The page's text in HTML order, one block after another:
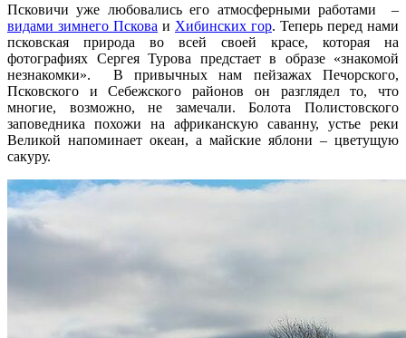
Псковичи уже любовались его атмосферными работами –
видами зимнего Пскова и Хибинских гор. Теперь перед нами
псковская природа во всей своей красе, которая на
фотографиях Сергея Турова предстает в образе «знакомой
незнакомки». В привычных нам пейзажах Печорского,
Псковского и Себежского районов он разглядел то, что
многие, возможно, не замечали. Болота Полистовского
заповедника похожи на африканскую саванну, устье реки
Великой напоминает океан, а майские яблони – цветущую
сакуру.